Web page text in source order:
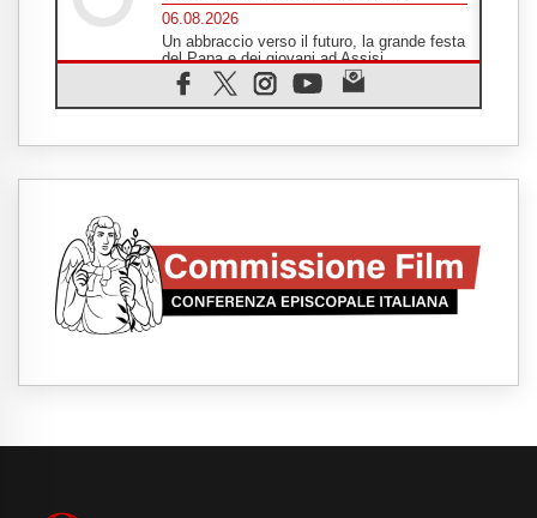
06.08.2026
Un abbraccio verso il futuro, la grande festa
del Papa e dei giovani ad Assisi
06.08.2026
Il grazie dei giovani al Papa: "Oggi ci
Leone XIV: la rivoluzione del Vangelo
06.08.2026
Fra Marco Vianelli: alla scuola di san
Francesco per imparare il Vangelo della
pace